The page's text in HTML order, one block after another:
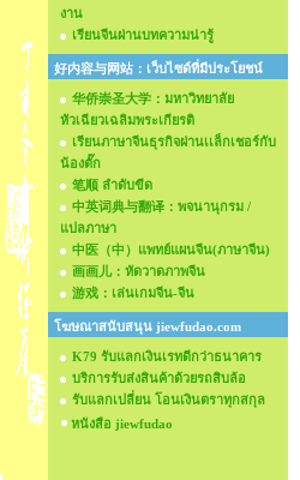
งาน
เรียนจีนผ่านบทความน่ารู้
好内容与网站：เว็บไซด์ที่มีประโยชน์
华侨崇圣大学：มหาวิทยาลัย
หัวเฉียวเฉลิมพระเกียรติ
เรียนภาษาจีนธุรกิจผ่านเเล็กเชอร์กับ
น้องตั๊ก
笔顺 ลำดับขีด
中英词典与翻译：พจนานุกรม /
แปลภาษา
中医（中）แพทย์แผนจีน(ภาษาจีน)
画画儿：หัดวาดภาพจีน
游戏：เล่นเกมจีน-จีน
โฆษณาสนับสนุน jiewfudao.com
K79 รับแลกเงินเรทดีกว่าธนาคาร
บริการรับส่งสินค้าด้วยรถสิบล้อ
รับแลกเปลี่ยน โอนเงินตราทุกสกุล
หนังสือ jiewfudao